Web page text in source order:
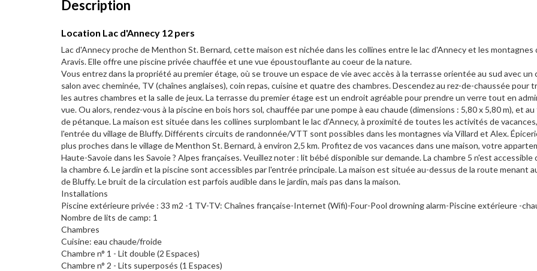
Description
Location Lac d'Annecy 12 pers
Lac d'Annecy proche de Menthon St. Bernard, cette maison est nichée dans les collines entre le lac d'Annecy et les montagnes
Aravis. Elle offre une piscine privée chauffée et une vue époustouflante au coeur de la nature.
Vous entrez dans la propriété au premier étage, où se trouve un espace de vie avec accès à la terrasse orientée au sud avec un
salon avec cheminée, TV (chaînes anglaises), coin repas, cuisine et quatre des chambres. Descendez au rez-de-chaussée pour
les autres chambres et la salle de jeux. La terrasse du premier étage est un endroit agréable pour prendre un verre tout en
vue. Ou alors, rendez-vous à la piscine en bois hors sol, chauffée par une pompe à eau chaude (dimensions : 5,80 x 5,80 m), et
de pétanque. La maison est située dans les collines surplombant le lac d'Annecy, à proximité de toutes les activités de
l'entrée du village de Bluffy. Différents circuits de randonnée/VTT sont possibles dans les montagnes via Villard et Alex.
plus proches dans le village de Menthon St. Bernard, à environ 2,5 km. Profitez de vos vacances dans une maison, votre
Haute-Savoie dans les Savoie ? Alpes françaises. Veuillez noter : lit bébé disponible sur demande. La chambre 5 n'est accessible
la chambre 6. Le jardin et la piscine sont accessibles par l'entrée principale. La maison est située au-dessus de la route menant
de Bluffy. Le bruit de la circulation est parfois audible dans le jardin, mais pas dans la maison.
Installations
Piscine extérieure privée : 33 m2 -1 TV-TV: Chaînes française-Internet (Wifi)-Four-Pool drowning alarm-Piscine extérieure -
Nombre de lits de camp: 1
Chambres
Cuisine: eau chaude/froide
Chambre n° 1 - Lit double (2 Espaces)
Chambre n° 2 - Lits superposés (1 Espaces)